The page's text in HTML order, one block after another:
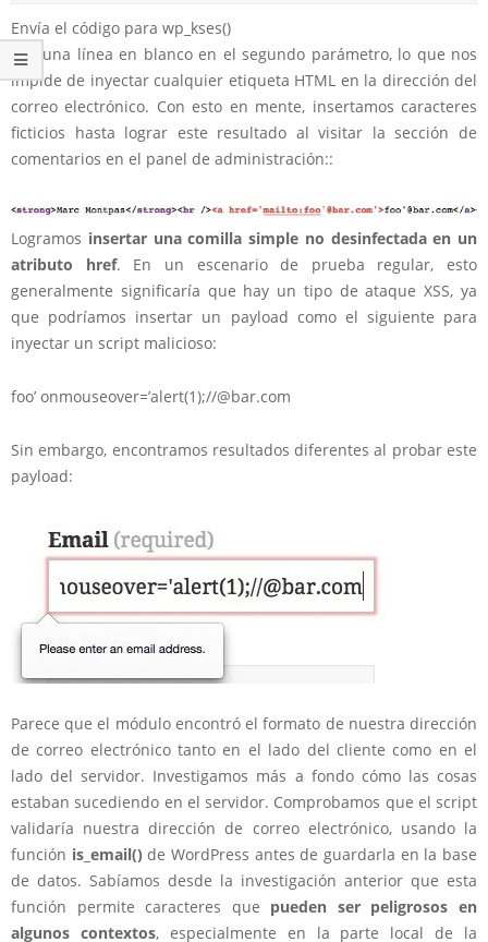
Envía el código para wp_kses()
con una línea en blanco en el segundo parámetro, lo que nos
impide de inyectar cualquier etiqueta HTML en la dirección del
correo electrónico. Con esto en mente, insertamos caracteres
ficticios hasta lograr este resultado al visitar la sección de
comentarios en el panel de administración::
Logramos insertar una comilla simple no desinfectada en un
atributo href. En un escenario de prueba regular, esto
generalmente significaría que hay un tipo de ataque XSS, ya
que podríamos insertar un payload como el siguiente para
inyectar un script malicioso:
foo’ onmouseover=’alert(1);//@bar.com
Sin embargo, encontramos resultados diferentes al probar este
payload:
Parece que el módulo encontró el formato de nuestra dirección
de correo electrónico tanto en el lado del cliente como en el
lado del servidor. Investigamos más a fondo cómo las cosas
estaban sucediendo en el servidor. Comprobamos que el script
validaría nuestra dirección de correo electrónico, usando la
función is_email()de WordPress antes de guardarla en la base
de datos. Sabíamos desde la investigación anterior que esta
función permite caracteres que pueden ser peligrosos en
algunos contextos, especialmente en la parte local de la